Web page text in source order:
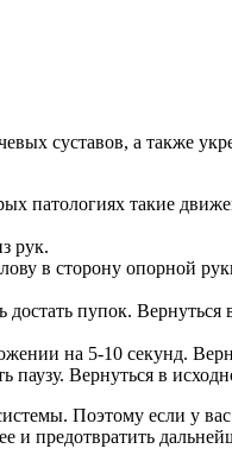
суставов, а также
патологиях такие
рук.
в сторону опорной
пупок.
на 5-10 секунд.
паузу. Вернуться в
Поэтому если у
предотвратить